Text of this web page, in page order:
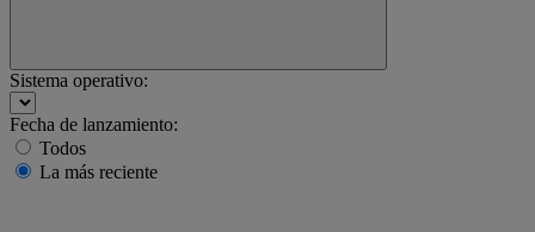
Sistema operativo:
Fecha de lanzamiento:
Todos
La más reciente